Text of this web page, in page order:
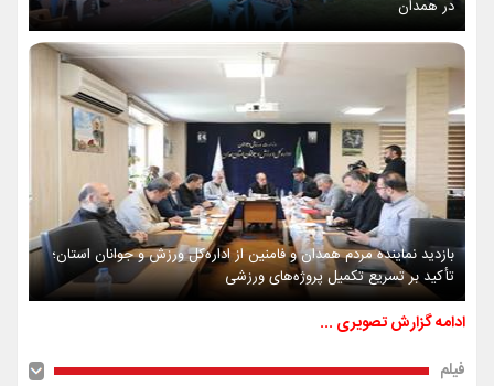
در همدان
بازدید نماینده مردم همدان و فامنین از اداره‌کل ورزش و جوانان استان؛
تأکید بر تسریع تکمیل پروژه‌های ورزشی
ادامه گزارش تصویری ...
فیلم